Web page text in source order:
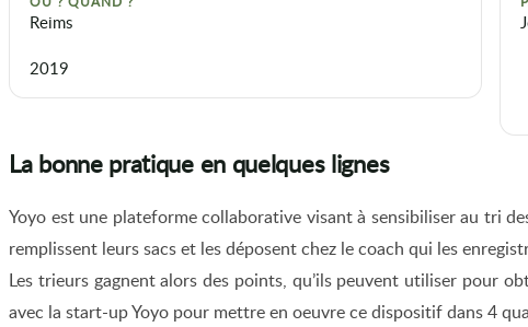
Reims
2019
La bonne pratique en quelques lignes
Yoyo est une plateforme collaborative visant à sensibiliser au tri
remplissent leurs sacs et les déposent chez le coach qui les
Les trieurs gagnent alors des points, qu’ils peuvent utiliser pour
avec la start-up Yoyo pour mettre en oeuvre ce dispositif dans 4